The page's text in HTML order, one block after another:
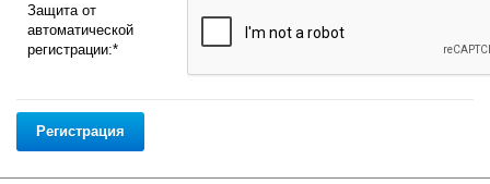
Защита от
автоматической
регистрации:*